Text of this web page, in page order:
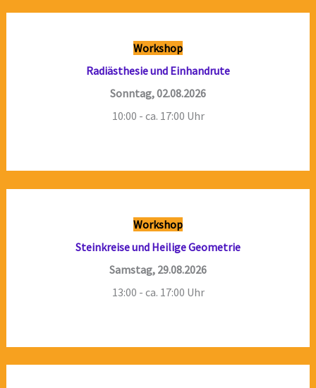
Workshop
Radiästhesie und Einhandrute
Sonntag, 02.08.2026
10:00 - ca. 17:00 Uhr
Workshop
Steinkreise und Heilige Geometrie
Samstag, 29.08.2026
13:00 - ca. 17:00 Uhr